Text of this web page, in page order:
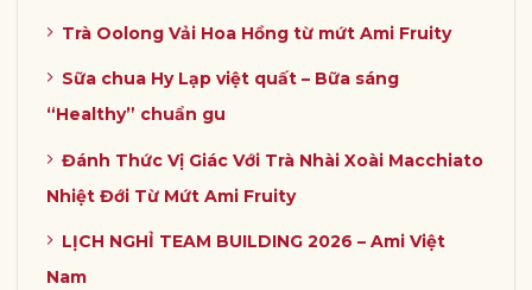
Trà Oolong Vải Hoa Hồng từ mứt Ami Fruity
Sữa chua Hy Lạp việt quất – Bữa sáng
“Healthy” chuẩn gu
Đánh Thức Vị Giác Với Trà Nhài Xoài Macchiato
Nhiệt Đới Từ Mứt Ami Fruity
LỊCH NGHỈ TEAM BUILDING 2026 – Ami Việt
Nam